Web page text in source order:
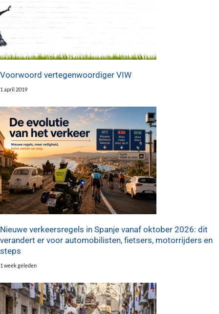
Voorwoord vertegenwoordiger VIW
1 april 2019
Nieuwe verkeersregels in Spanje vanaf oktober 2026: dit
verandert er voor automobilisten, fietsers, motorrijders en
steps
1 week geleden